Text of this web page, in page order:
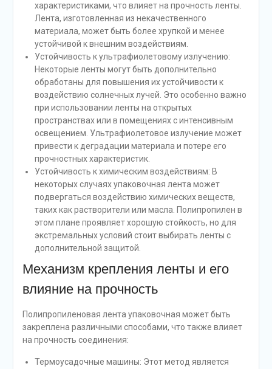
характеристиками, что влияет на прочность ленты.
Лента, изготовленная из некачественного
материала, может быть более хрупкой и менее
устойчивой к внешним воздействиям.
Устойчивость к ультрафиолетовому излучению:
Некоторые ленты могут быть дополнительно
обработаны для повышения их устойчивости к
воздействию солнечных лучей. Это особенно важно
при использовании ленты на открытых
пространствах или в помещениях с интенсивным
освещением. Ультрафиолетовое излучение может
привести к деградации материала и потере его
прочностных характеристик.
Устойчивость к химическим воздействиям: В
некоторых случаях упаковочная лента может
подвергаться воздействию химических веществ,
таких как растворители или масла. Полипропилен в
этом плане проявляет хорошую стойкость, но для
экстремальных условий стоит выбирать ленты с
дополнительной защитой.
Механизм крепления ленты и его
влияние на прочность
Полипропиленовая лента упаковочная может быть
закреплена различными способами, что также влияет
на прочность соединения:
Термоусадочные машины: Этот метод является